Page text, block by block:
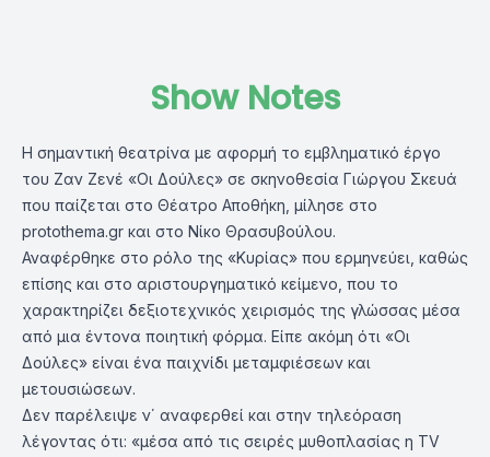
Show Notes
Η σημαντική θεατρίνα με αφορμή το εμβληματικό έργο
του Ζαν Ζενέ «Οι Δούλες» σε σκηνοθεσία Γιώργου Σκευά
που παίζεται στο Θέατρο Αποθήκη, μίλησε στο
protothema.gr και στο Νίκο Θρασυβούλου.
Αναφέρθηκε στο ρόλο της «Κυρίας» που ερμηνεύει, καθώς
επίσης και στο αριστουργηματικό κείμενο, που το
χαρακτηρίζει δεξιοτεχνικός χειρισμός της γλώσσας μέσα
από μια έντονα ποιητική φόρμα. Είπε ακόμη ότι «Οι
Δούλες» είναι ένα παιχνίδι μεταμφιέσεων και
μετουσιώσεων.
Δεν παρέλειψε ν΄ αναφερθεί και στην τηλεόραση
λέγοντας ότι: «μέσα από τις σειρές μυθοπλασίας η TV